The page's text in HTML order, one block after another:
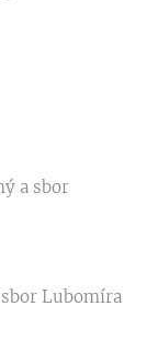
a sbor
Lubomíra